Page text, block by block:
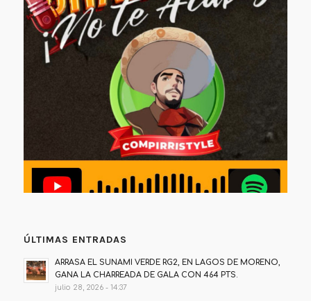
ÚLTIMAS ENTRADAS
ARRASA EL SUNAMI VERDE RG2, EN LAGOS DE MORENO,
GANA LA CHARREADA DE GALA CON 464 PTS.
julio 28, 2026 - 14:37